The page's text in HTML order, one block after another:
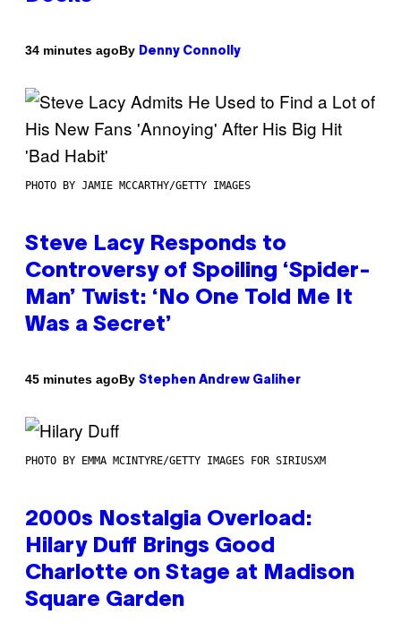
34 minutes agoBy Denny Connolly
PHOTO BY JAMIE MCCARTHY/GETTY IMAGES
Steve Lacy Responds to
Controversy of Spoiling ‘Spider-
Man’ Twist: ‘No One Told Me It
Was a Secret’
45 minutes agoBy Stephen Andrew Galiher
PHOTO BY EMMA MCINTYRE/GETTY IMAGES FOR SIRIUSXM
2000s Nostalgia Overload:
Hilary Duff Brings Good
Charlotte on Stage at Madison
Square Garden